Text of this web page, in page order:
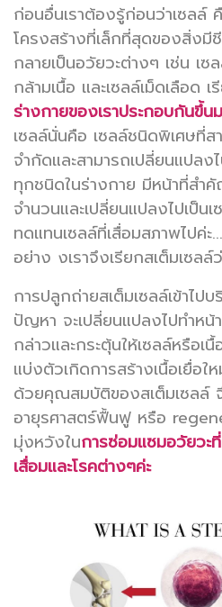
ก่อนอื่นเราต้องรู้ก่อนว่าเซลล์ คื
โครงสร้างที่เล็กที่สุดของสิ่งมี
กลายเป็นอวัยวะต่างๆ เช่น เ
กล้ามเนื้อ และเซลล์เม็ดเลือด เ
ร่างกายของเราประกอบกันขึ้น
เซลล์นั่นคือ เซลล์ชนิดพิเศษที่ส
จำกัดและสามารถเปลี่ยนแปลง
ทุกชนิดในร่างกาย มีหน้าที่สำ
จำนวนและเปลี่ยนแปลงไปเป็น
ทดแทนเซลล์ที่เสื่อมสภาพไปค่ะ
อย่าง งเราจึงเรียกสเต็มเซลล์
การปลูกถ่ายสเต็มเซลล์เข้าไ
ปัญหา จะเปลี่ยนแปลงไปทำห
กล่าวและกระตุ้นให้เซลล์หรือเ
แบ่งตัวเกิดการสร้างเนื้อเยื่อ
ด้วยคุณสมบัติของสเต็มเซลล์
อายุรศาสตร์ฟื้นฟู หรือ
มุ่งหวังในการซ่อมแซมอวัยวะ
เสื่อมและโรคต่างๆค่ะ